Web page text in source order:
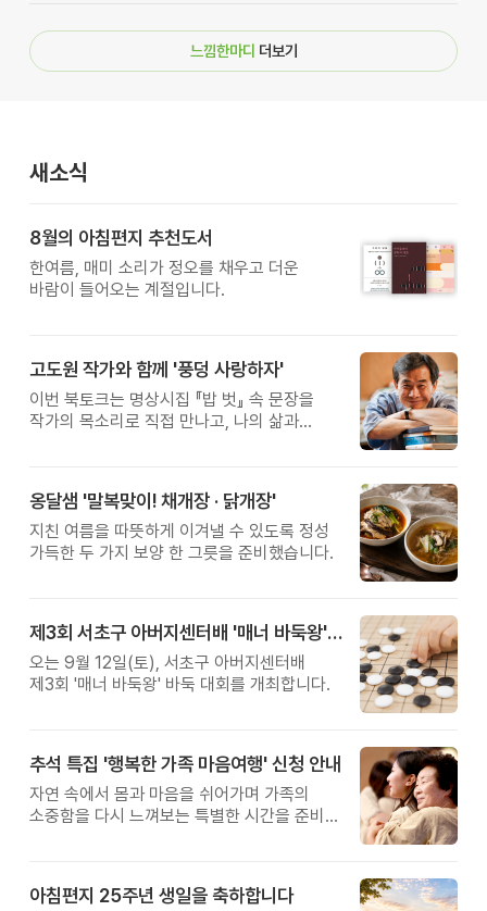
느낌한마디 더보기
새소식
8월의 아침편지 추천도서
한여름, 매미 소리가 정오를 채우고 더운
바람이 들어오는 계절입니다.
고도원 작가와 함께 '풍덩 사랑하자'
이번 북토크는 명상시집 『밥 벗』 속 문장을
작가의 목소리로 직접 만나고, 나의 삶과
옹달샘 '말복맞이! 채개장 · 닭개장'
지친 여름을 따뜻하게 이겨낼 수 있도록 정성
가득한 두 가지 보양 한 그릇을 준비했습니다.
제3회 서초구 아버지센터배 '매너 바둑왕' 대회
오는 9월 12일(토), 서초구 아버지센터배
제3회 '매너 바둑왕' 바둑 대회를 개최합니다.
추석 특집 '행복한 가족 마음여행' 신청 안내
자연 속에서 몸과 마음을 쉬어가며 가족의
소중함을 다시 느껴보는 특별한 시간을 준비해
아침편지 25주년 생일을 축하합니다